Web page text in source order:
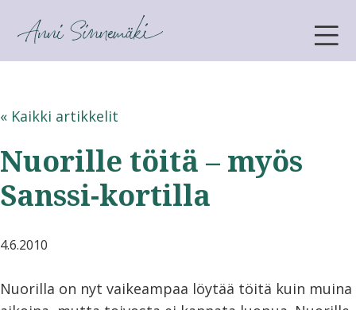
ANNI SINNEMÄKI
« Kaikki artikkelit
Nuorille töitä – myös
Sanssi-kortilla
4.6.2010
Nuorilla on nyt vaikeampaa löytää töitä kuin muina